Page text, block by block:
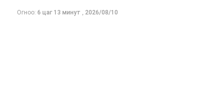
Вэньруйг хүлээн авч уулзав
Огноо: 6 цаг 13 минут , 2026/08/10